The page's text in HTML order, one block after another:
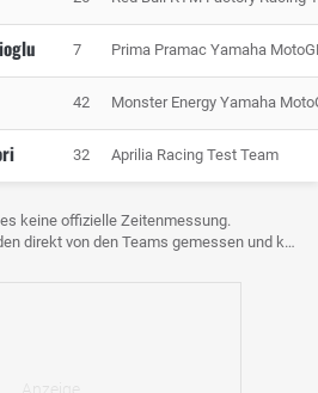
7 Prima Pramac Yamaha
42 Monster Energy Yamaha
32 Aprilia Racing Test Team
keine offizielle Zeitenmessung.
Teams gemessen und können voneinander abweichen.